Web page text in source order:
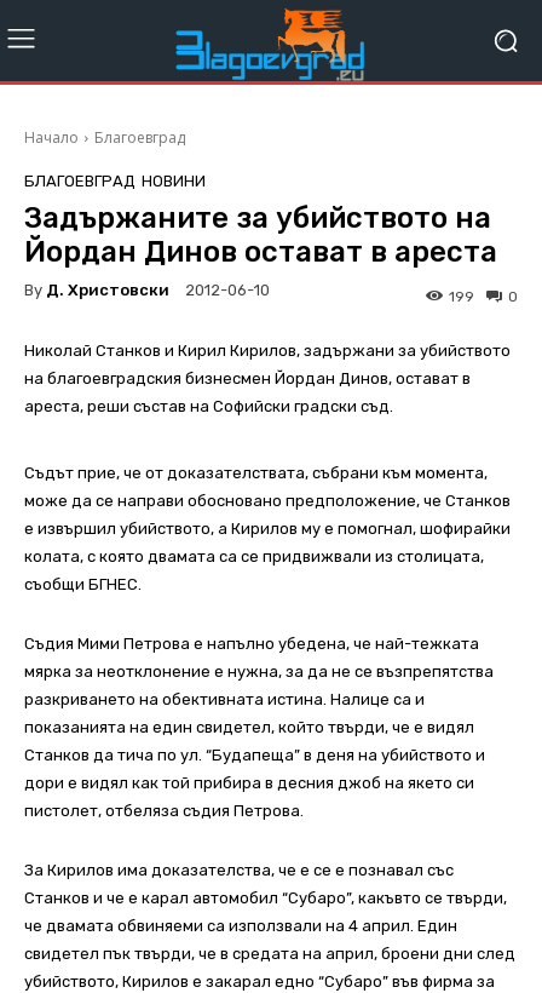
Начало Благоевград
БЛАГОЕВГРАД НОВИНИ
Задържаните за убийството на
Йордан Динов остават в ареста
By Д. Христовски 2012-06-10 0
199
Николай Станков и Кирил Кирилов, задържани за убийството
на благоевградския бизнесмен Йордан Динов, остават в
ареста, реши състав на Софийски градски съд.
Съдът прие, че от доказателствата, събрани към момента,
може да се направи обосновано предположение, че Станков
е извършил убийството, а Кирилов му е помогнал, шофирайки
колата, с която двамата са се придвижвали из столицата,
съобщи БГНЕС.
Съдия Мими Петрова е напълно убедена, че най-тежката
мярка за неотклонение е нужна, за да не се възпрепятства
разкриването на обективната истина. Налице са и
показанията на един свидетел, който твърди, че е видял
Станков да тича по ул. “Будапеща” в деня на убийството и
дори е видял как той прибира в десния джоб на якето си
пистолет, отбеляза съдия Петрова.
За Кирилов има доказателства, че е се е познавал със
Станков и че е карал автомобил “Субаро”, какъвто се твърди,
че двамата обвиняеми са използвали на 4 април. Един
свидетел пък твърди, че в средата на април, броени дни след
убийството, Кирилов е закарал едно “Субаро” във фирма за